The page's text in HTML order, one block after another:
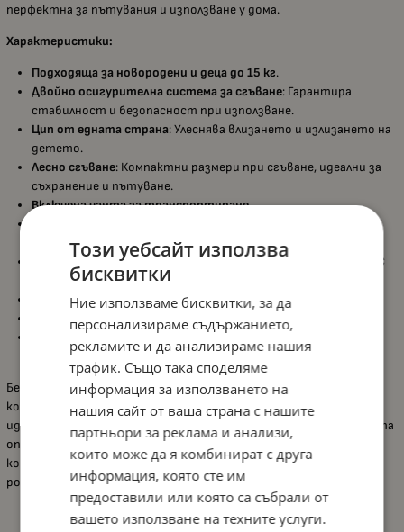
перфектна за пътувания и използване у дома.
Характеристики:
Подходяща за новородени и деца до 15 кг.
Двойно осигурителна система за сгъване: Гарантира
стабилност и безопасност при използване.
Цип от едната страна: Улеснява влизането и излизането на
детето.
Лесно сгъване: Компактни размери при сгъване, идеални за
съхранение и пътуване.
Включена чанта за транспортиране.
време на престоя му в кошарата.
Произведена по Европейски стандарт за безопасност БДС
.
Размери: 126 х 65 х 74 см.
Препоръчва се закупуване на допълнителен матрак
размери 60 х 120 см за по-голям комфорт по време на сън.
Бебешката кошараLorelli - Moonlightпредлага безопасност,
комфорт и мобилност. Лесна за пренасяне и сгъване, тя е
идеален избор както за дома, така и за пътувания. С добавената
опция за лесен достъп през страничния цип и стабилната
конструкция, тази кошара ще осигури спокойствие на
родителите и комфорт на детето.
Този уебсайт използва
бисквитки
Ние използваме бисквитки, за да
персонализираме съдържанието,
рекламите и да анализираме нашия
трафик. Също така споделяме
информация за използването на
нашия сайт от ваша страна с нашите
партньори за реклама и анализи,
които може да я комбинират с друга
информация, която сте им
предоставили или която са събрали от
вашето използване на техните услуги.